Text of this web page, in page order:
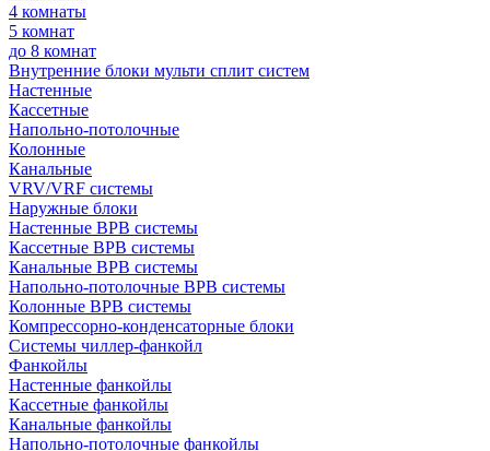
4 комнаты
5 комнат
до 8 комнат
Внутренние блоки мульти сплит систем
Настенные
Кассетные
Напольно-потолочные
Колонные
Канальные
VRV/VRF системы
Наружные блоки
Настенные ВРВ системы
Кассетные ВРВ системы
Канальные ВРВ системы
Напольно-потолочные ВРВ системы
Колонные ВРВ системы
Компрессорно-конденсаторные блоки
Системы чиллер-фанкойл
Фанкойлы
Настенные фанкойлы
Кассетные фанкойлы
Канальные фанкойлы
Напольно-потолочные фанкойлы